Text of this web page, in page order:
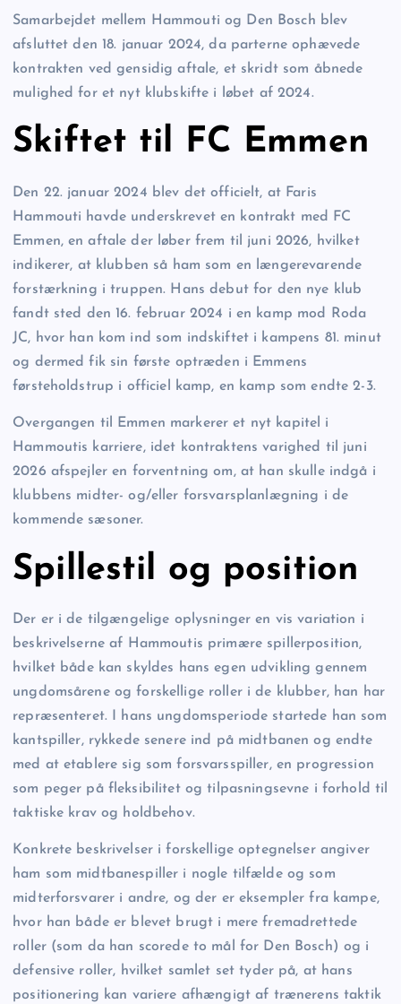
Samarbejdet mellem Hammouti og Den Bosch blev
afsluttet den 18. januar 2024, da parterne ophævede
kontrakten ved gensidig aftale, et skridt som åbnede
mulighed for et nyt klubskifte i løbet af 2024.
Skiftet til FC Emmen
Den 22. januar 2024 blev det officielt, at Faris
Hammouti havde underskrevet en kontrakt med FC
Emmen, en aftale der løber frem til juni 2026, hvilket
indikerer, at klubben så ham som en længerevarende
forstærkning i truppen. Hans debut for den nye klub
fandt sted den 16. februar 2024 i en kamp mod Roda
JC, hvor han kom ind som indskiftet i kampens 81. minut
og dermed fik sin første optræden i Emmens
førsteholdstrup i officiel kamp, en kamp som endte 2-3.
Overgangen til Emmen markerer et nyt kapitel i
Hammoutis karriere, idet kontraktens varighed til juni
2026 afspejler en forventning om, at han skulle indgå i
klubbens midter- og/eller forsvarsplanlægning i de
kommende sæsoner.
Spillestil og position
Der er i de tilgængelige oplysninger en vis variation i
beskrivelserne af Hammoutis primære spillerposition,
hvilket både kan skyldes hans egen udvikling gennem
ungdomsårene og forskellige roller i de klubber, han har
repræsenteret. I hans ungdomsperiode startede han som
kantspiller, rykkede senere ind på midtbanen og endte
med at etablere sig som forsvarsspiller, en progression
som peger på fleksibilitet og tilpasningsevne i forhold til
taktiske krav og holdbehov.
Konkrete beskrivelser i forskellige optegnelser angiver
ham som midtbanespiller i nogle tilfælde og som
midterforsvarer i andre, og der er eksempler fra kampe,
hvor han både er blevet brugt i mere fremadrettede
roller (som da han scorede to mål for Den Bosch) og i
defensive roller, hvilket samlet set tyder på, at hans
positionering kan variere afhængigt af trænerens taktik